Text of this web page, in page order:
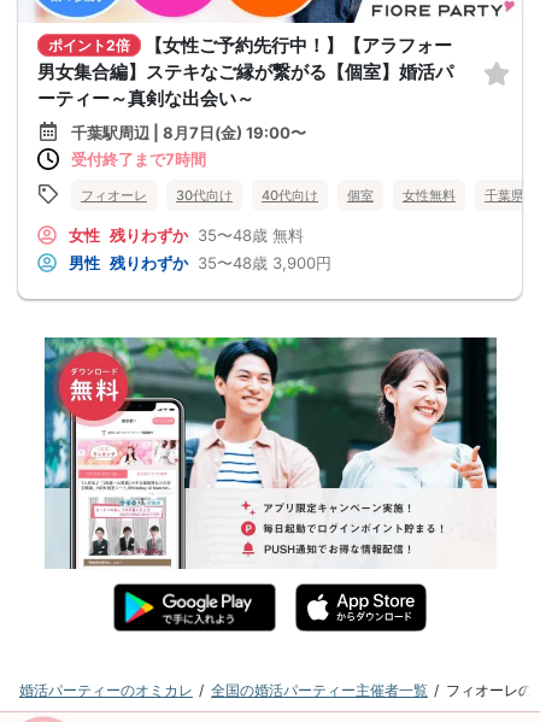
ポイント2倍
【女性ご予約先行中！】【アラフォー
男女集合編】ステキなご縁が繋がる【個室】婚活パ
ーティー～真剣な出会い～
千葉駅周辺 | 8月7日(金) 19:00〜
受付終了まで7時間
フィオーレ 30代向け 40代向け 個室 女性無料 千葉県
女性 残りわずか 35〜48歳 無料
男性 残りわずか 35〜48歳 3,900円
婚活パーティーのオミカレ 全国の婚活パーティー主催者一覧 フィオーレの